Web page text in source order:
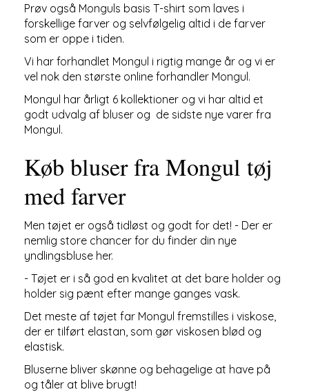
Prøv også Monguls basis T-shirt som laves i
forskellige farver og selvfølgelig altid i de farver
som er oppe i tiden.
Vi har forhandlet Mongul i rigtig mange år og vi er
vel nok den største online forhandler Mongul.
Mongul har årligt 6 kollektioner og vi har altid et
godt udvalg af bluser og de sidste nye varer fra
Mongul.
Køb bluser fra Mongul tøj
med farver
Men tøjet er også tidløst og godt for det! - Der er
nemlig store chancer for du finder din nye
yndlingsbluse her.
- Tøjet er i så god en kvalitet at det bare holder og
holder sig pænt efter mange ganges vask.
Det meste af tøjet far Mongul fremstilles i viskose,
der er tilført elastan, som gør viskosen blød og
elastisk.
Bluserne bliver skønne og behagelige at have på
og tåler at blive brugt!